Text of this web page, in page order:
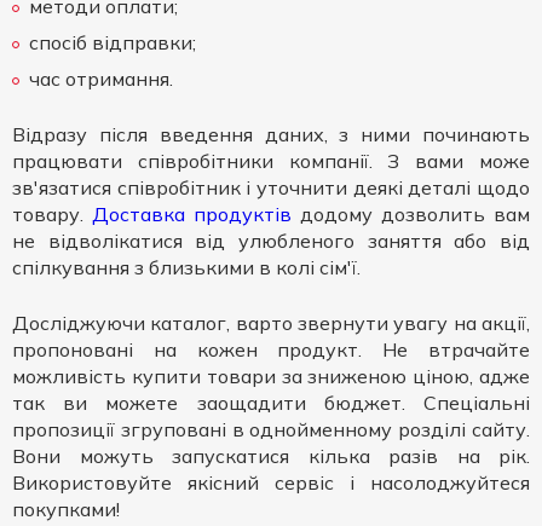
методи оплати;
спосіб відправки;
час отримання.
Відразу після введення даних, з ними починають
працювати співробітники компанії. З вами може
зв'язатися співробітник і уточнити деякі деталі щодо
товару. Доставка продуктів додому дозволить вам
не відволікатися від улюбленого заняття або від
спілкування з близькими в колі сім'ї.
Досліджуючи каталог, варто звернути увагу на акції,
пропоновані на кожен продукт. Не втрачайте
можливість купити товари за зниженою ціною, адже
так ви можете заощадити бюджет. Спеціальні
пропозиції згруповані в однойменному розділі сайту.
Вони можуть запускатися кілька разів на рік.
Використовуйте якісний сервіс і насолоджуйтеся
покупками!